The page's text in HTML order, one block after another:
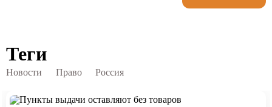
Теги
Новости Право Россия